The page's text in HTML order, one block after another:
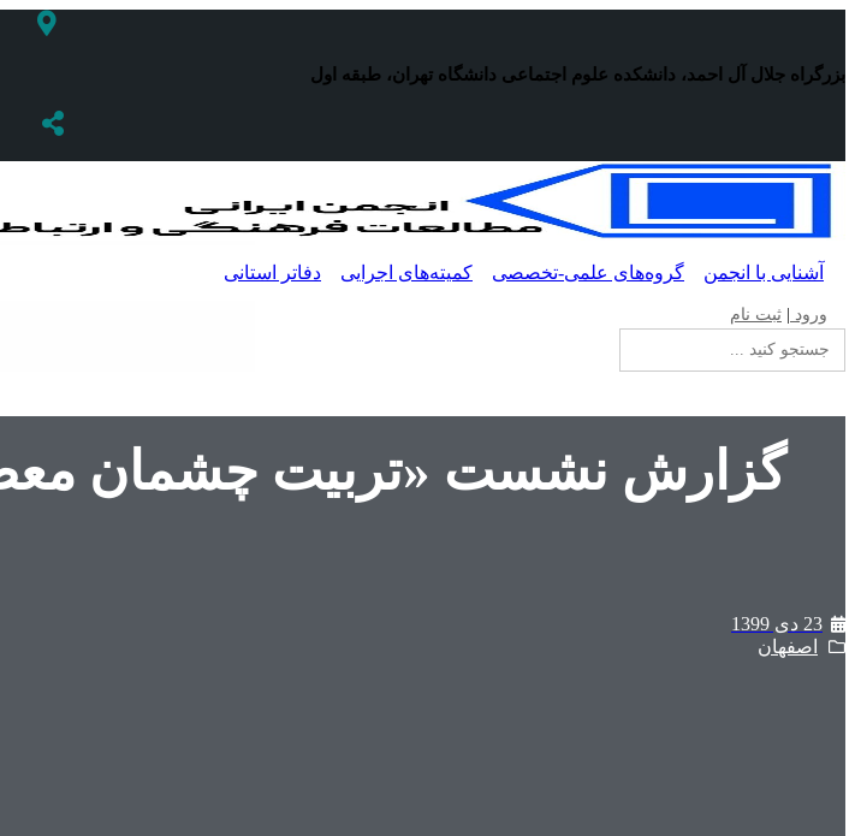
محتوا
بزرگراه جلال آل احمد، دانشکده علوم اجتماعی دانشگاه تهران، طبقه اول
آشنایی با انجمن گروه‌های علمی-تخصصی کمیته‌های اجرایی دفاتر استانی
ورود ثبت نام
جستجو
برای:
گزارش نشست «تربیت چشمان
23 دی 1399
اصفهان